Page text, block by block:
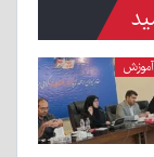
آموزش